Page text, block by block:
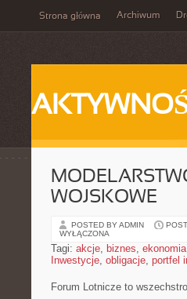
Strona główna Archiwum
WOJSKOWE
POSTED BY ADMIN
WYŁĄCZONA
Tagi: akcje, biznes, ekonomia
Inwestycje, obligacje, portfel
Forum Lotnicze to